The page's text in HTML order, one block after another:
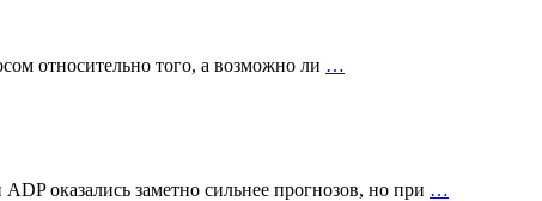
относительно того, а возможно ли …
оказались заметно сильнее прогнозов, но при …